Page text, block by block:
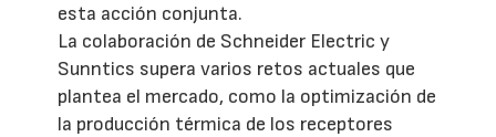
esta acción conjunta.
La colaboración de Schneider Electric y
Sunntics supera varios retos actuales que
plantea el mercado, como la optimización de
la producción térmica de los receptores